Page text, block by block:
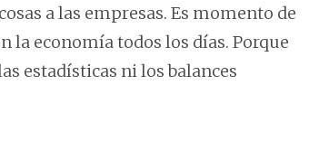
a las empresas. Es momento de
la economía todos los días. Porque
estadísticas ni los balances